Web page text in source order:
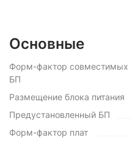
Основные
Форм-фактор совместимых
БП
Размещение блока питания
Предустановленный БП
Форм-фактор плат